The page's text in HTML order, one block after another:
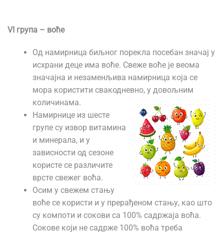
VI група – воће
Од намирница биљног порекла посебан значај у
исхрани деце има воће. Свеже воће је веома
значајна и незаменљива намирница која се
мора користити свакодневно, у довољним
количинама.
Намирнице из шесте
групе су извор витамина
и минерала, и у
зависности од сезоне
користе се различите
врсте свежег воћа.
Осим у свежем стању
воће се користи и у прерађеном стању, као што
су компоти и сокови са 100% садржаја воћа.
Сокове који не садрже 100% воћа треба